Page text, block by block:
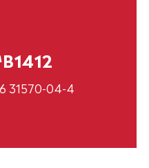
31570-04-4